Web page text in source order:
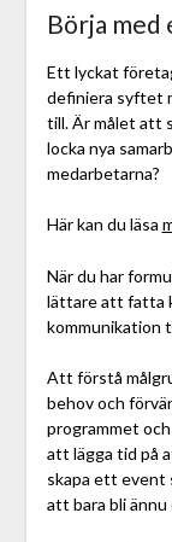
Börja med
Ett lyckat
definiera syftet
till. Är målet att
locka nya
medarbetarna?
Här kan du läsa
När du har
lättare att fatta
kommunikation
Att förstå
behov och
programmet
att lägga tid på
skapa ett event
att bara bli